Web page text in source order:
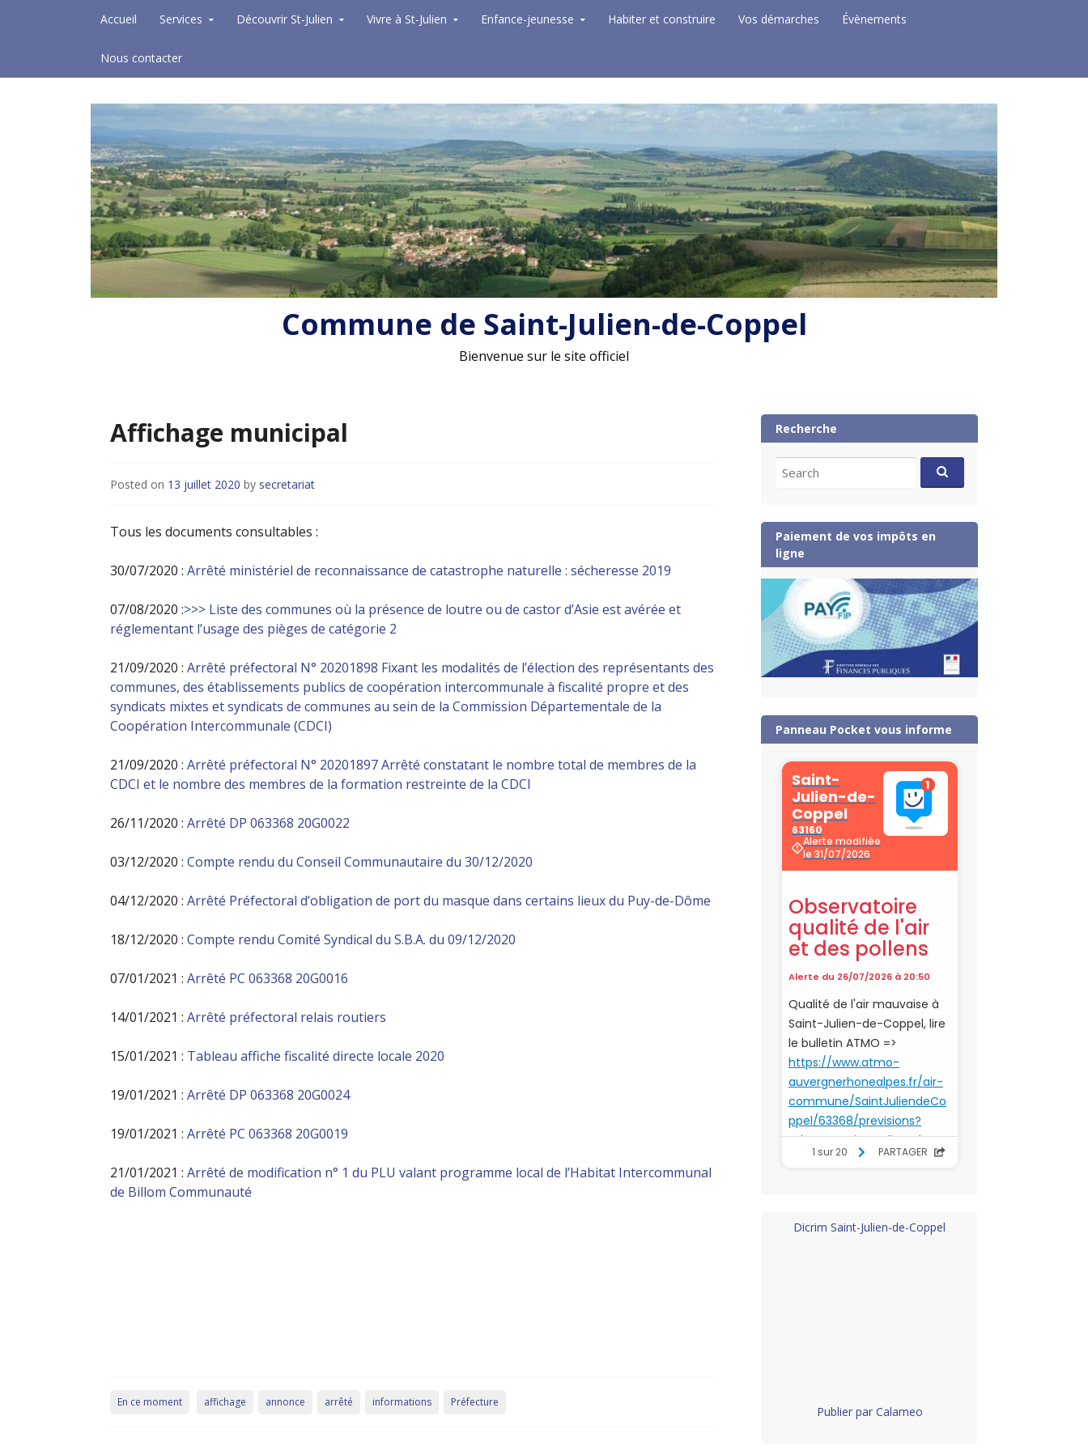
Accueil Services Découvrir St-Julien Vivre à St-Julien Enfance-jeunesse Habiter et construire Vos démarches Évènements
Nous contacter
Commune de Saint-Julien-de-Coppel
Bienvenue sur le site officiel
Affichage municipal
Posted on 13 juillet 2020 by secretariat
Tous les documents consultables :
30/07/2020 : Arrêté ministériel de reconnaissance de catastrophe naturelle : sécheresse 2019
07/08/2020 :>>> Liste des communes où la présence de loutre ou de castor d’Asie est avérée et
réglementant l’usage des pièges de catégorie 2
21/09/2020 : Arrêté préfectoral N° 20201898 Fixant les modalités de l’élection des représentants des
communes, des établissements publics de coopération intercommunale à fiscalité propre et des
syndicats mixtes et syndicats de communes au sein de la Commission Départementale de la
Coopération Intercommunale (CDCI)
21/09/2020 : Arrêté préfectoral N° 20201897 Arrêté constatant le nombre total de membres de la
CDCI et le nombre des membres de la formation restreinte de la CDCI
26/11/2020 : Arrêté DP 063368 20G0022
03/12/2020 : Compte rendu du Conseil Communautaire du 30/12/2020
04/12/2020 : Arrêté Préfectoral d’obligation de port du masque dans certains lieux du Puy-de-Dôme
18/12/2020 : Compte rendu Comité Syndical du S.B.A. du 09/12/2020
07/01/2021 : Arrêté PC 063368 20G0016
14/01/2021 : Arrêté préfectoral relais routiers
15/01/2021 : Tableau affiche fiscalité directe locale 2020
19/01/2021 : Arrêté DP 063368 20G0024
19/01/2021 : Arrêté PC 063368 20G0019
21/01/2021 : Arrêté de modification n° 1 du PLU valant programme local de l’Habitat Intercommunal
de Billom Communauté
En ce moment affichage annonce arrêté informations Préfecture
Recherche
for:
Paiement de vos impôts en
ligne
Panneau Pocket vous informe
Dicrim Saint-Julien-de-Coppel
Publier par Calameo